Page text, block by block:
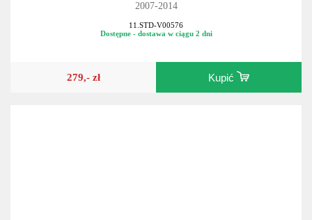
2007-2014
11.STD-V00576
Dostępne - dostawa w ciągu 2 dni
279,- zł Kupić